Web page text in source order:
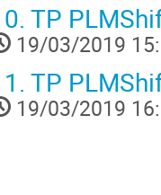
TP
19/03/2019
TP
19/03/2019